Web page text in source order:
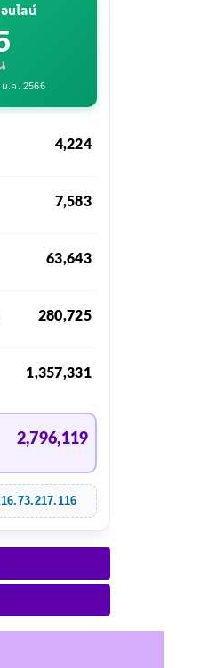
นไลน์
ม.ค. 2566
4,224
7,583
63,643
280,725
1,357,331
2,796,119